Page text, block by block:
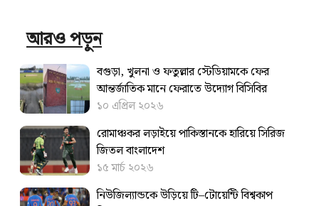
আরও পড়ুন
বগুড়া, খুলনা ও ফতুল্লার স্টেডিয়ামকে ফের
আন্তর্জাতিক মানে ফেরাতে উদ্যোগ বিসিবির
১০ এপ্রিল ২০২৬
রোমাঞ্চকর লড়াইয়ে পাকিস্তানকে হারিয়ে সিরিজ
জিতল বাংলাদেশ
১৫ মার্চ ২০২৬
নিউজিল্যান্ডকে উড়িয়ে টি–টোয়েন্টি বিশ্বকাপ